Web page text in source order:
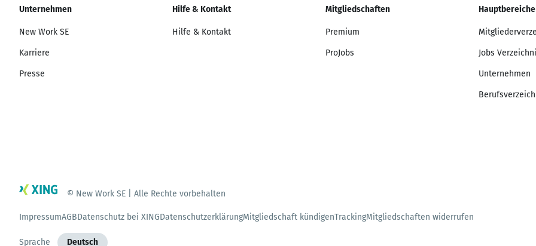
Unternehmen
New Work SE
Karriere
Presse
Hilfe & Kontakt
Hilfe & Kontakt
Mitgliedschaften
Premium
ProJobs
Hauptbereiche
Jobs
Unternehmen
© New Work SE | Alle Rechte vorbehalten
ImpressumAGBDatenschutz bei XINGDatenschutzerklärungMitgliedschaft kündigenTrackingMitgliedschaften widerrufen
Sprache Deutsch